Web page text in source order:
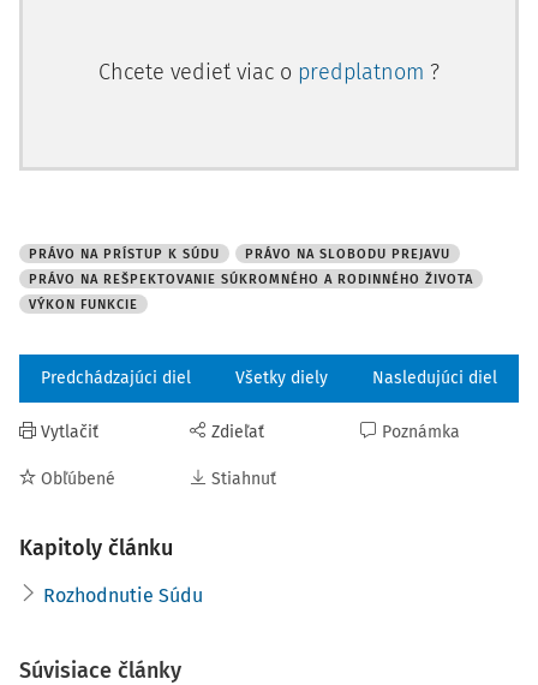
Chcete vedieť viac o predplatnom ?
PRÁVO NA PRÍSTUP K SÚDU
PRÁVO NA SLOBODU PREJAVU
PRÁVO NA REŠPEKTOVANIE SÚKROMNÉHO A RODINNÉHO ŽIVOTA
VÝKON FUNKCIE
Predchádzajúci diel Všetky diely Nasledujúci diel
Vytlačiť
Obľúbené
Zdieľať
Stiahnuť
Poznámka
Kapitoly článku
Rozhodnutie Súdu
Súvisiace články